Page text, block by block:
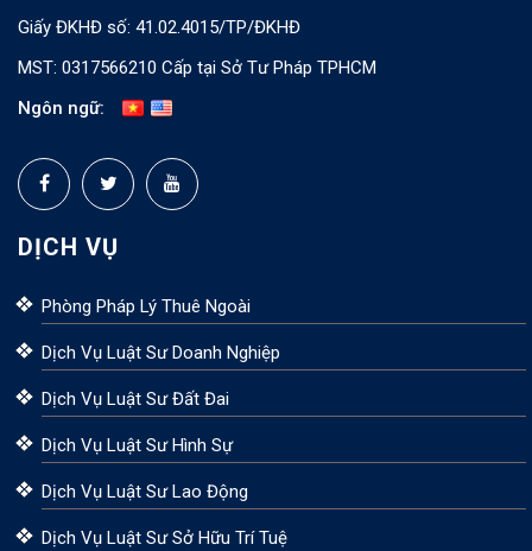
Giấy ĐKHĐ số: 41.02.4015/TP/ĐKHĐ
MST: 0317566210 Cấp tại Sở Tư Pháp TPHCM
Ngôn ngữ:
DỊCH VỤ
Phòng Pháp Lý Thuê Ngoài
Dịch Vụ Luật Sư Doanh Nghiệp
Dịch Vụ Luật Sư Đất Đai
Dịch Vụ Luật Sư Hình Sự
Dịch Vụ Luật Sư Lao Động
Dịch Vụ Luật Sư Sở Hữu Trí Tuệ